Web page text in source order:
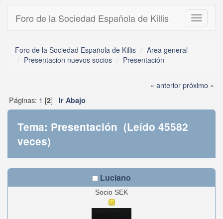
Toggle
Foro de la Sociedad Española de Killis
Foro de la Sociedad Española de Killis
Area general
Presentacion nuevos socios
Presentación
« anteriorpróximo »
Páginas: 1 [2] Ir Abajo
Tema: Presentación (Leído 45582
veces)
Luciano
Socio SEK